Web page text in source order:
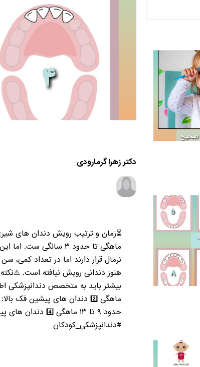
دکتر زهرا گرمارودی
ماهگی تا حدود ۳
#دندانپزشکی_کودکان